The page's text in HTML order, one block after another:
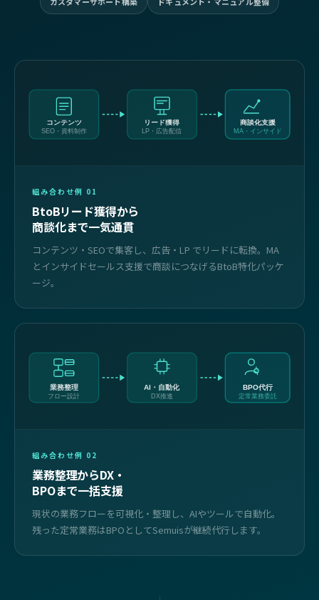
コンテンツ
SEO・資料制作
リード獲得
LP・広告配信
商談化支援
MA・インサイド
組み合わせ例 01
BtoBリード獲得から
商談化まで一気通貫
コンテンツ・SEOで集客し、広告・LP でリードに転換。MA
とインサイドセールス支援で商談につなげるBtoB特化パッケ
ージ。
業務整理
フロー設計
AI・自動化
DX推進
BPO代行
定常業務委託
組み合わせ例 02
業務整理からDX・
BPOまで一括支援
現状の業務フローを可視化・整理し、AIやツールで自動化。
残った定常業務はBPOとしてSemuisが継続代行します。